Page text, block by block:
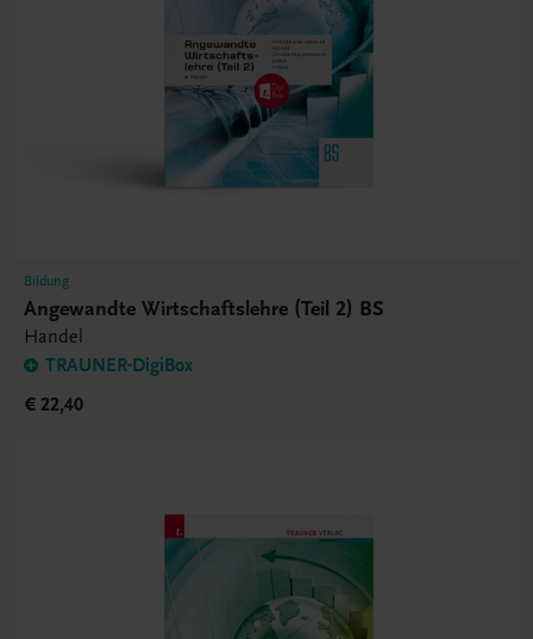
Bildung
Angewandte Wirtschaftslehre (Teil 2) BS
Handel
TRAUNER-DigiBox
€ 22,40